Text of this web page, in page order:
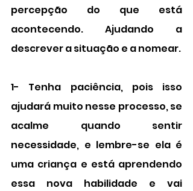
percepção do que está
acontecendo. Ajudando a
descrever a situação e a nomear.
1- Tenha paciência, pois isso
ajudará muito nesse processo, se
acalme quando sentir
necessidade, e lembre-se ela é
uma criança e está aprendendo
essa nova habilidade e vai